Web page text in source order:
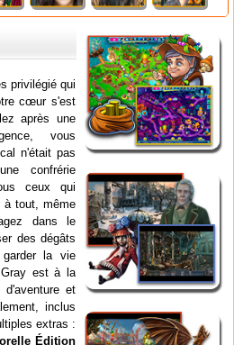
privilégié qui
cœur s'est
après une
vous
n'était pas
confrérie
ceux qui
à tout, même
dans le
des dégâts
garder la vie
est à la
d'aventure et
inclus
extras :
Édition